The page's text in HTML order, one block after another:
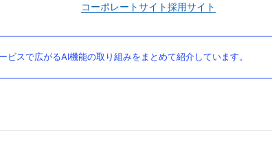
コーポレートサイト採用サイト
スで広がるAI機能の取り組みをまとめて紹介しています。